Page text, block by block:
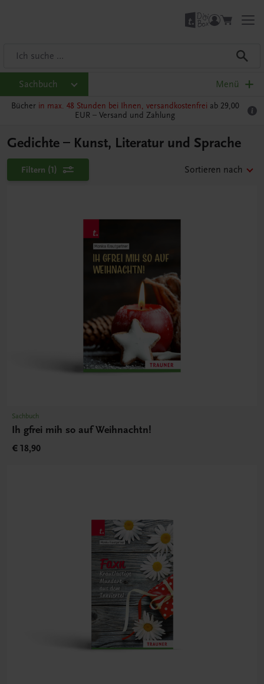
Sachbuch Menü
Bücher in max. 48 Stunden bei Ihnen, versandkostenfrei ab 29,00
EUR – Versand und Zahlung
Gedichte – Kunst, Literatur und Sprache
Filtern (1) Sortieren nach
Sachbuch
Ih gfrei mih so auf Weihnachtn!
€ 18,90